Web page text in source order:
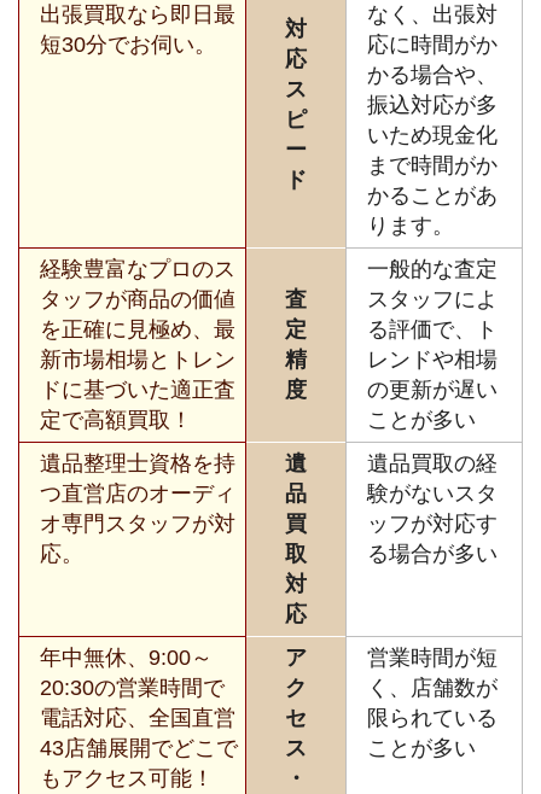
出張買取なら即日最
短30分でお伺い。
対
応
ス
ピ
ー
ド
なく、出張対
応に時間がか
かる場合や、
振込対応が多
いため現金化
まで時間がか
かることがあ
ります。
経験豊富なプロのス
タッフが商品の価値
を正確に見極め、最
新市場相場とトレン
ドに基づいた適正査
定で高額買取！
査
定
精
度
一般的な査定
スタッフによ
る評価で、ト
レンドや相場
の更新が遅い
ことが多い
遺品整理士資格を持
つ直営店のオーディ
オ専門スタッフが対
応。
遺
品
買
取
対
応
遺品買取の経
験がないスタ
ッフが対応す
る場合が多い
年中無休、9:00～
20:30の営業時間で
電話対応、全国直営
43店舗展開でどこで
もアクセス可能！
ア
ク
セ
ス
・
営業時間が短
く、店舗数が
限られている
ことが多い